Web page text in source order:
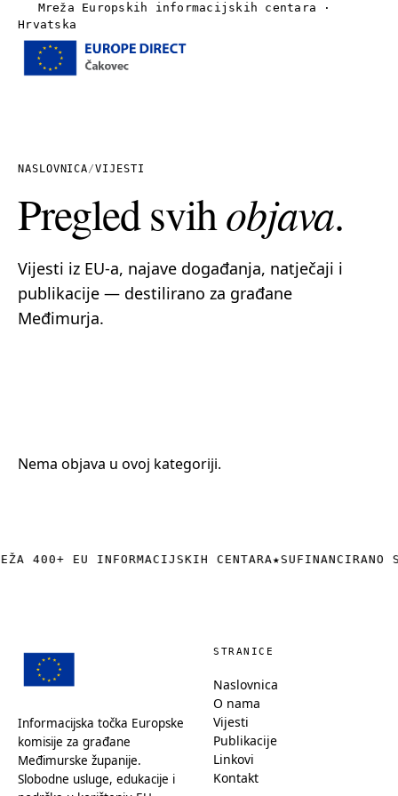
Mreža Europskih informacijskih centara ·
Hrvatska
Vijesti
Linkovi
NASLOVNICA/VIJESTI
Pregled svihobjava.
Vijesti iz EU-a, najave događanja, natječaji i
publikacije — destilirano za građane
Međimurja.
Nema objava u ovoj kategoriji.
400+ EU INFORMACIJSKIH CENTARA★SUFINANCIRANO
Informacijska točka Europske
komisije za građane
Međimurske županije.
Slobodne usluge, edukacije i
STRANICE
Naslovnica
O nama
Vijesti
Publikacije
Linkovi
Kontakt